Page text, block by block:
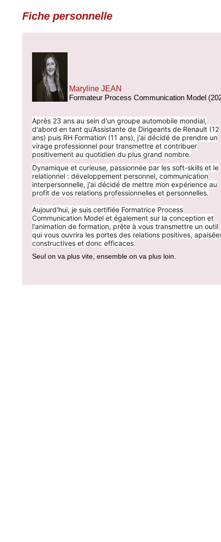
Fiche personnelle
Maryline JEAN
Formateur Process Communication Model
Après 23 ans au sein d'un groupe automobile mondial,
d'abord en tant qu’Assistante de Dirigeants de Renault (12
ans) puis RH Formation (11 ans), j'ai décidé de prendre un
virage professionnel pour transmettre et contribuer
positivement au quotidien du plus grand nombre.
Dynamique et curieuse, passionnée par les soft-skills et le
relationnel : développement personnel, communication
interpersonnelle, j'ai décidé de mettre mon expérience au
profit de vos relations professionnelles et personnelles.
Aujourd'hui, je suis certifiée Formatrice Process
Communication Model et également sur la conception et
l'animation de formation, prête à vous transmettre un outil
qui vous ouvrira les portes des relations positives,
constructives et donc efficaces.
Seul on va plus vite, ensemble on va plus loin.